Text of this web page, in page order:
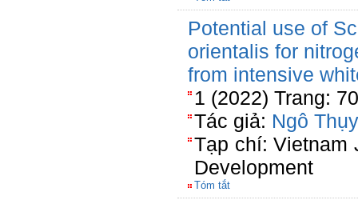
Potential use of
orientalis for
from intensive
1 (2022) Trang:
Tác giả: Ngô
Tạp chí: Vietnam
Development
Tóm tắt